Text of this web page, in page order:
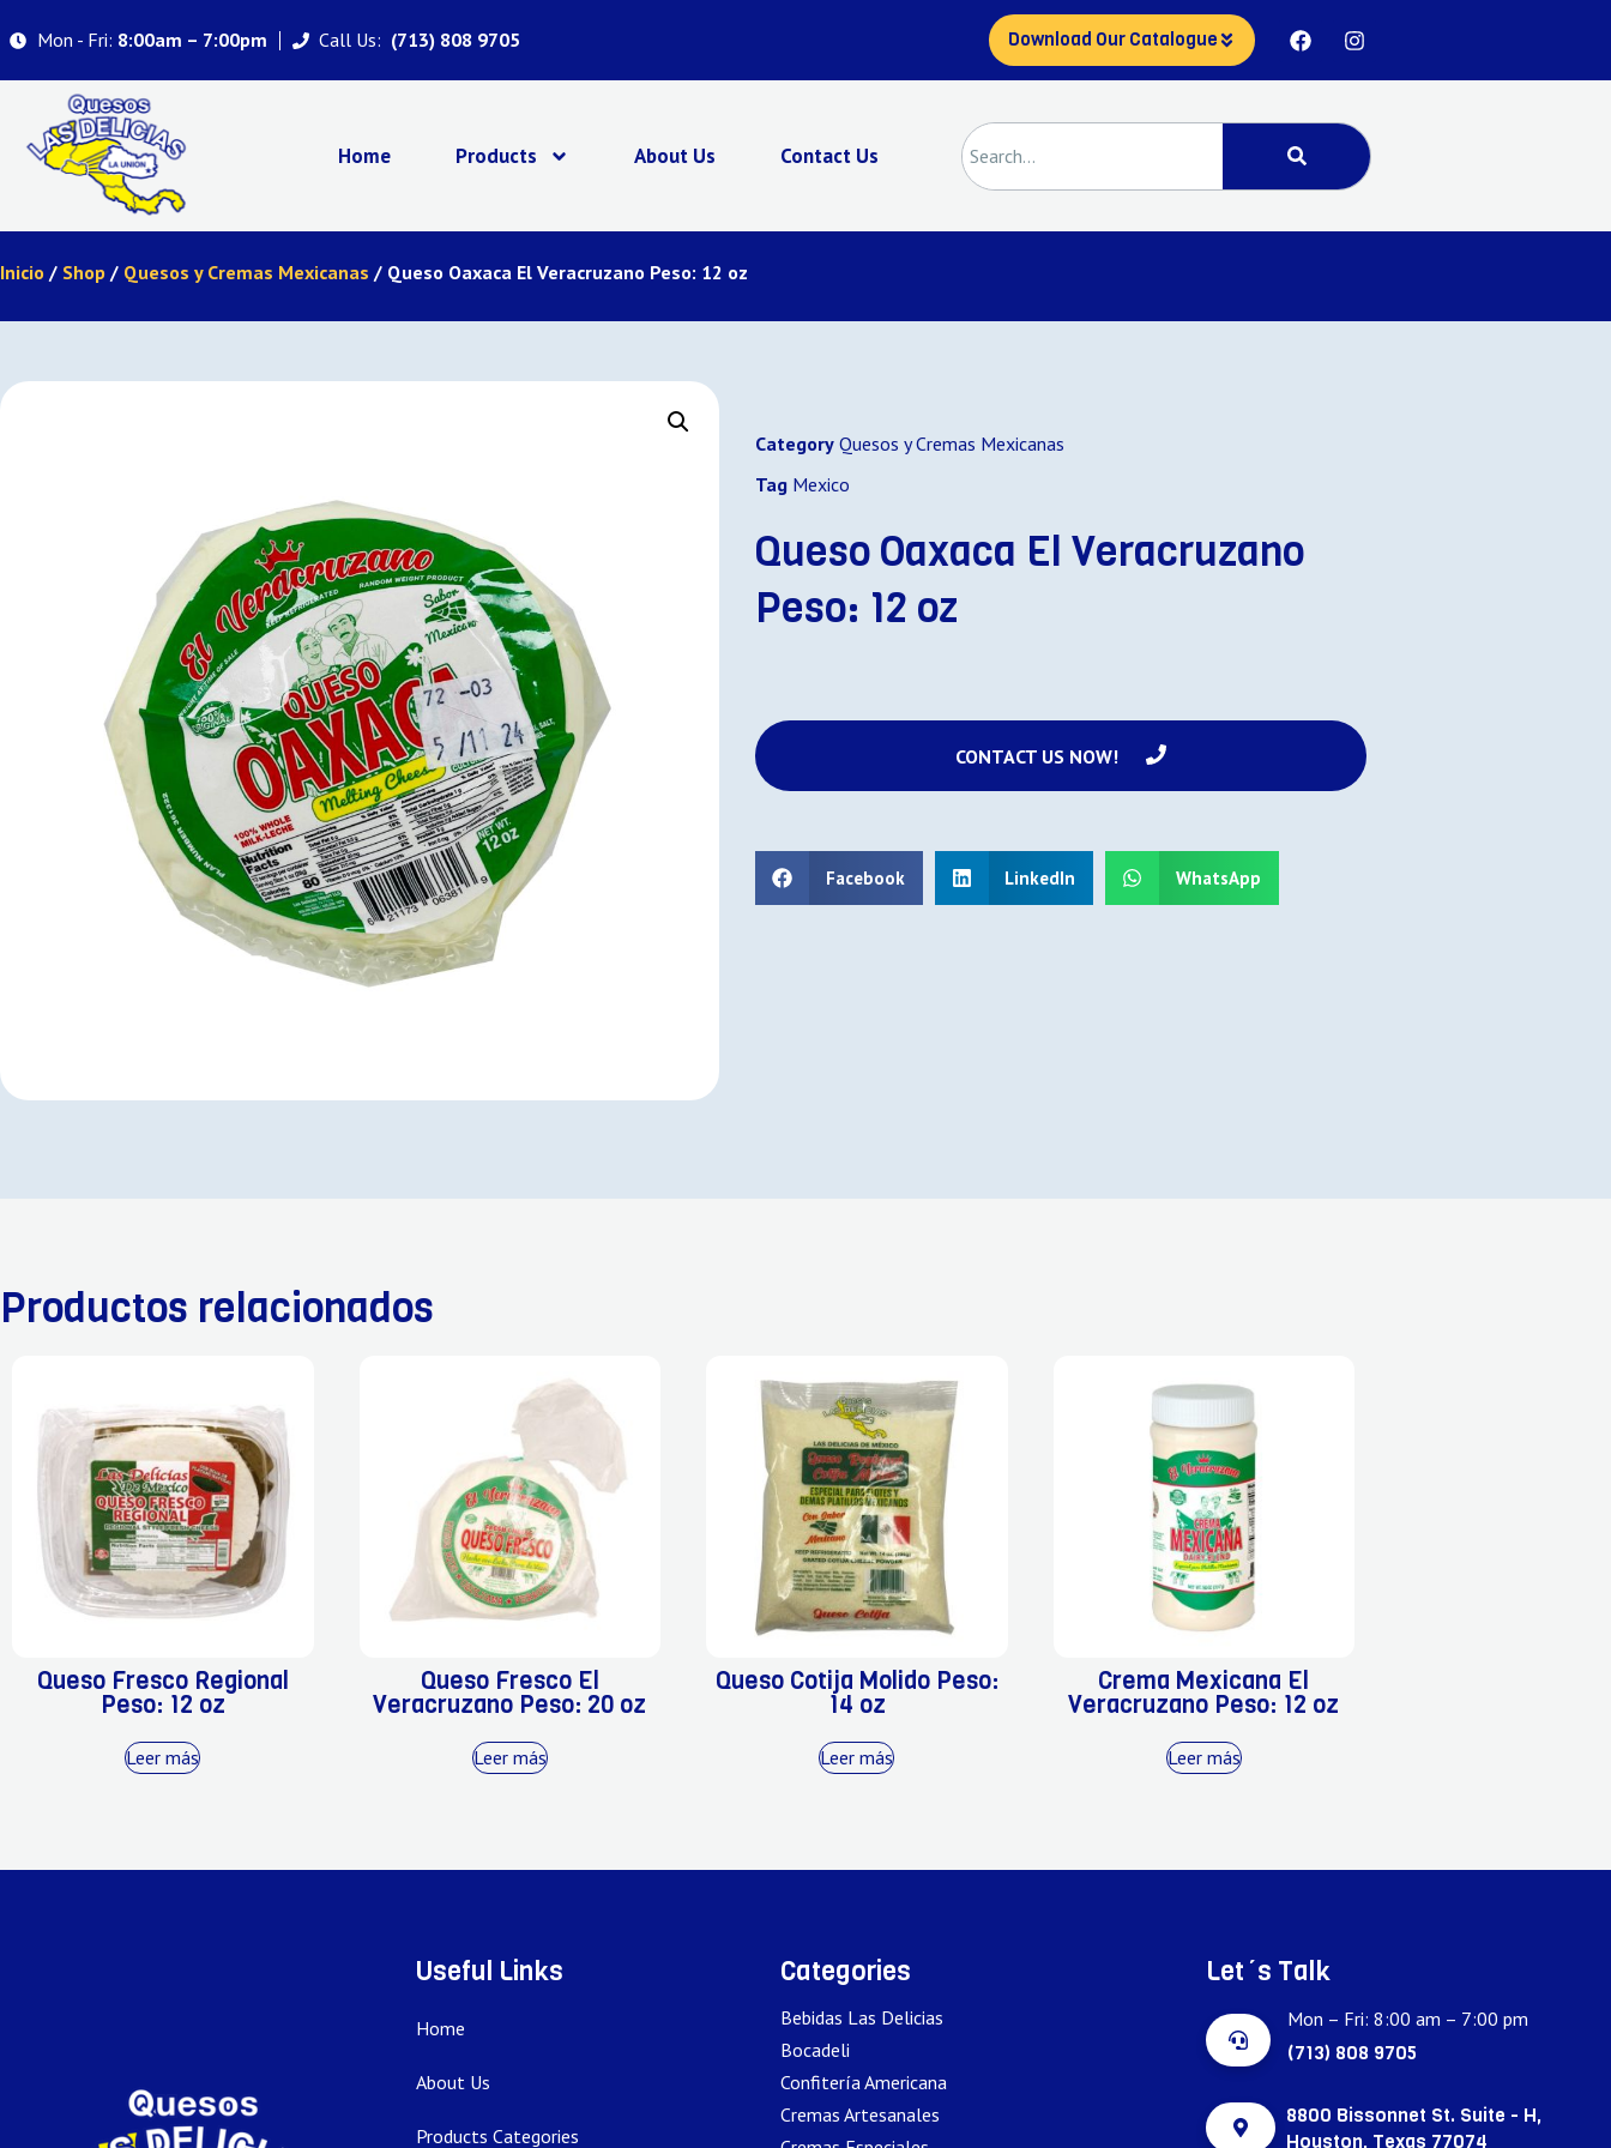
Mon - Fri: 8:00am – 7:00pm Call Us: (713) 808 9705 Download Our Catalogue
Home Products About Us Contact Us
Inicio / Shop / Quesos y Cremas Mexicanas / Queso Oaxaca El Veracruzano Peso: 12 oz
Category Quesos y Cremas Mexicanas
Tag Mexico
Queso Oaxaca El Veracruzano
Peso: 12 oz
CONTACT US NOW!
Facebook LinkedIn WhatsApp
Productos relacionados
Queso Fresco Regional
Peso: 12 oz
Leer más
Queso Fresco El
Veracruzano Peso: 20 oz
Leer más
Queso Cotija Molido Peso:
14 oz
Leer más
Crema Mexicana El
Veracruzano Peso: 12 oz
Leer más
Useful Links
Home
About Us
Products Categories
Categories
Bebidas Las Delicias
Bocadeli
Confitería Americana
Cremas Artesanales
Let´s Talk
Mon – Fri: 8:00 am – 7:00 pm
(713) 808 9705
8800 Bissonnet St. Suite - H,
Houston, Texas 77074